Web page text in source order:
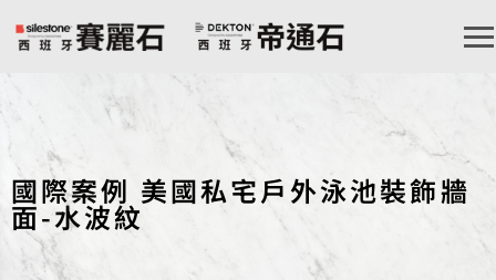
國際案例 美國私宅戶外泳池裝飾牆
面-水波紋